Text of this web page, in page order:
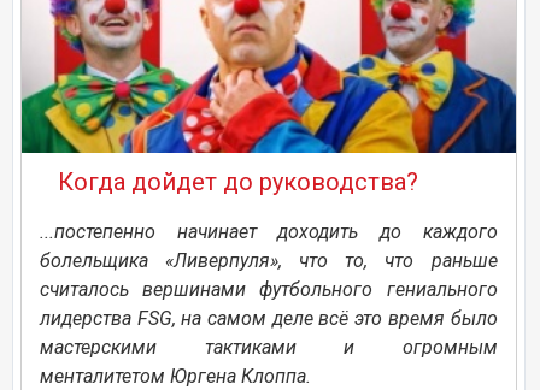
Когда дойдет до руководства?
...постепенно начинает доходить до каждого
болельщика «Ливерпуля», что то, что раньше
считалось вершинами футбольного гениального
лидерства FSG, на самом деле всё это время было
мастерскими тактиками и огромным
менталитетом Юргена Клоппа.